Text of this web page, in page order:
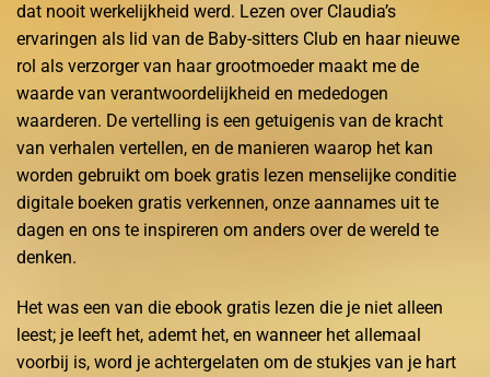
dat nooit werkelijkheid werd. Lezen over Claudia’s
ervaringen als lid van de Baby-sitters Club en haar nieuwe
rol als verzorger van haar grootmoeder maakt me de
waarde van verantwoordelijkheid en mededogen
waarderen. De vertelling is een getuigenis van de kracht
van verhalen vertellen, en de manieren waarop het kan
worden gebruikt om boek gratis lezen menselijke conditie
digitale boeken gratis verkennen, onze aannames uit te
dagen en ons te inspireren om anders over de wereld te
denken.
Het was een van die ebook gratis lezen die je niet alleen
leest; je leeft het, ademt het, en wanneer het allemaal
voorbij is, word je achtergelaten om de stukjes van je hart